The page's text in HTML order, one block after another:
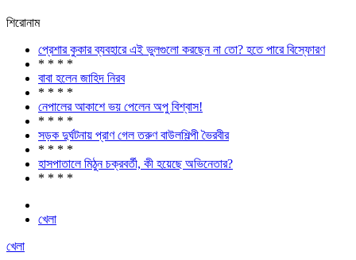
শিরোনাম
প্রেশার কুকার ব্যবহারে এই ভুলগুলো করছেন না তো? হতে পারে বিস্ফোরণ
* * * *
বাবা হলেন জাহিদ নিরব
* * * *
নেপালের আকাশে ভয় পেলেন অপু বিশ্বাস!
* * * *
সড়ক দুর্ঘটনায় প্রাণ গেল তরুণ বাউলশিল্পী ভৈরবীর
* * * *
হাসপাতালে মিঠুন চক্রবর্তী, কী হয়েছে অভিনেতার?
* * * *
খেলা
খেলা